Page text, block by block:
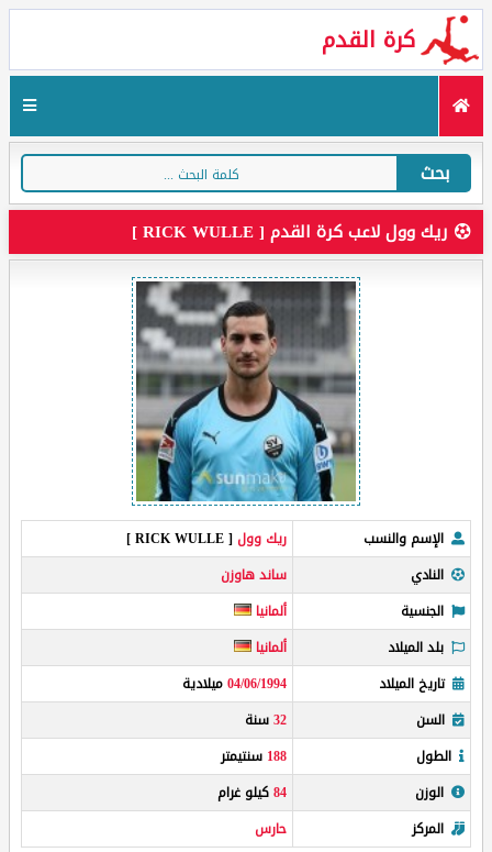
كرة القدم
بحث
ريك وول لاعب كرة القدم [ RICK WULLE ]
الإسم والنسب ريك وول [ RICK WULLE ]
النادي
ساند هاوزن
الجنسية
ألمانيا
بلد الميلاد
ألمانيا
تاريخ الميلاد
04/06/1994ميلادية
السن
32سنة
الطول
188 سنتيمتر
الوزن
84كيلو غرام
المركز
حارس